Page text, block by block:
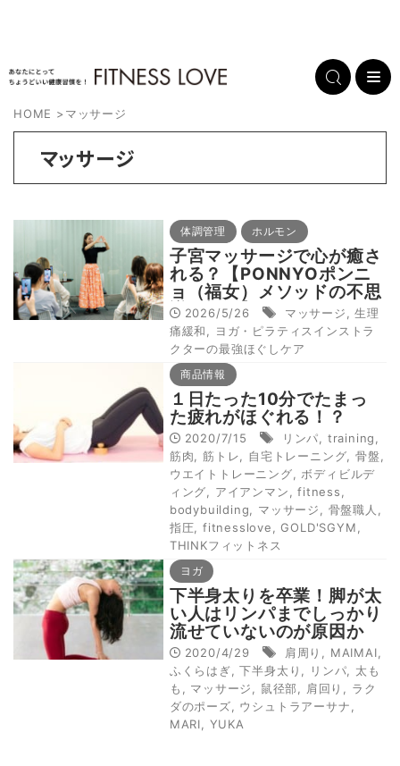
HOME >マッサージ
マッサージ
体調管理 ホルモン
子宮マッサージで心が癒さ
れる？【PONNYOポンニ
ョ（福女）メソッドの不思
議な効果】
2026/5/26 マッサージ ,生理
痛緩和
ヨガ・ピラティスインストラ
クターの最強ほぐしケア
商品情報
１日たった10分でたまっ
た疲れがほぐれる！？
2020/7/15 リンパ training
筋肉
筋トレ 自宅トレーニング 骨盤
ウエイトトレーニング
ボディビルデ
ィング
アイアンマン ,fitness
bodybuilding
マッサージ 骨盤職人
指圧
fitnesslove ,GOLD'SGYM
THINKフィットネス
ヨガ
下半身太りを卒業！脚が太
い人はリンパまでしっかり
流せていないのが原因か
も！？
2020/4/29 肩周り MAIMAI
ふくらはぎ ,下半身太り リンパ
太も
も
マッサージ 鼠径部 肩回り
ラク
ダのポーズ
ウシュトラアーサナ
MARI
YUKA